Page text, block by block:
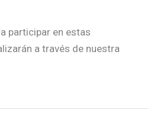
participar en estas
a través de nuestra